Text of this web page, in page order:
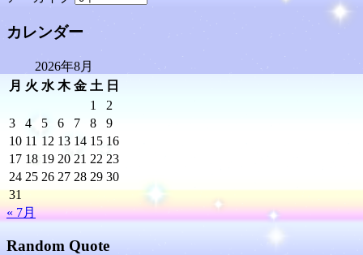
カレンダー
2026年8月
月 火 水 木 金 土 日
1
2
3
4 5 6 7 8
9
10 11 12 13 14 15 16
17 18 19 20 21 22 23
24 25 26 27 28 29 30
31
« 7月
Random Quote